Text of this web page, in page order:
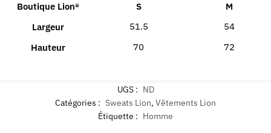
Boutique Lion® S
M
Largeur
51.5
54
Hauteur
70 72
UGS : ND
Catégories : Sweats Lion, Vêtements Lion
Étiquette : Homme